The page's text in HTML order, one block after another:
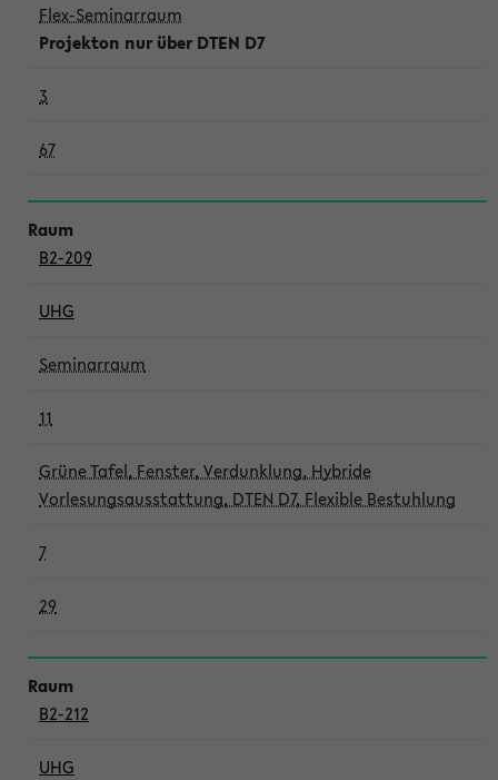
Flex-Seminarraum
Projekton nur über DTEN D7
3
67
B2-209
UHG
Seminarraum
11
Grüne Tafel, Fenster, Verdunklung, Hybride
Vorlesungsausstattung, DTEN D7, Flexible Bestuhlung
7
29
B2-212
UHG